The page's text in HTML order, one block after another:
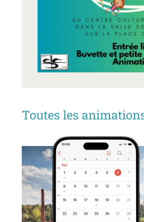
Toutes les